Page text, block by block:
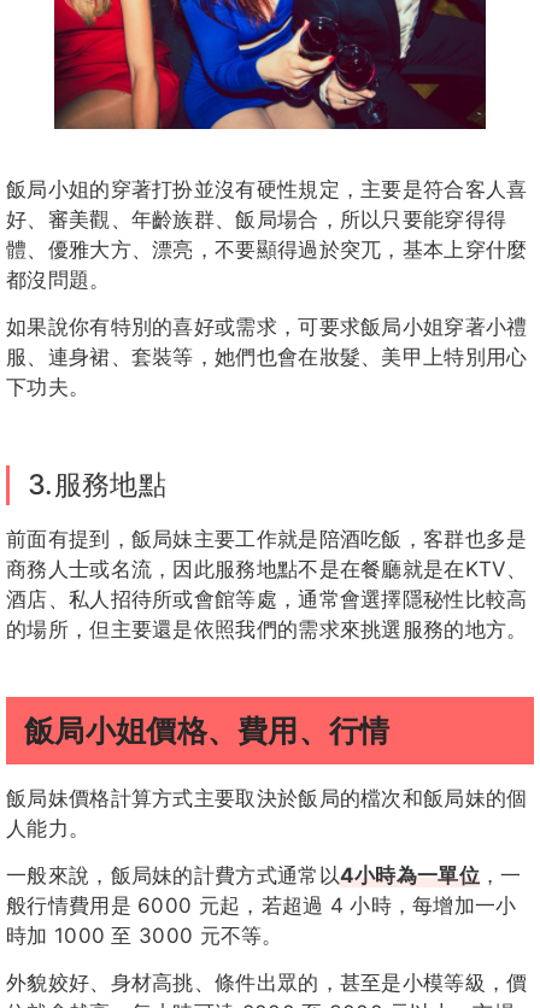
飯局小姐的穿著打扮並沒有硬性規定，主要是符合客人喜
好、審美觀、年齡族群、飯局場合，所以只要能穿得得
體、優雅大方、漂亮，不要顯得過於突兀，基本上穿什麼
都沒問題。
如果說你有特別的喜好或需求，可要求飯局小姐穿著小禮
服、連身裙、套裝等，她們也會在妝髮、美甲上特別用心
下功夫。
3.服務地點
前面有提到，飯局妹主要工作就是陪酒吃飯，客群也多是
商務人士或名流，因此服務地點不是在餐廳就是在KTV、
酒店、私人招待所或會館等處，通常會選擇隱秘性比較高
的場所，但主要還是依照我們的需求來挑選服務的地方。
飯局小姐價格、費用、行情
飯局妹價格計算方式主要取決於飯局的檔次和飯局妹的個
人能力。
一般來說，飯局妹的計費方式通常以4小時為一單位，一
般行情費用是 6000 元起，若超過 4 小時，每增加一小
時加 1000 至 3000 元不等。
外貌姣好、身材高挑、條件出眾的，甚至是小模等級，價